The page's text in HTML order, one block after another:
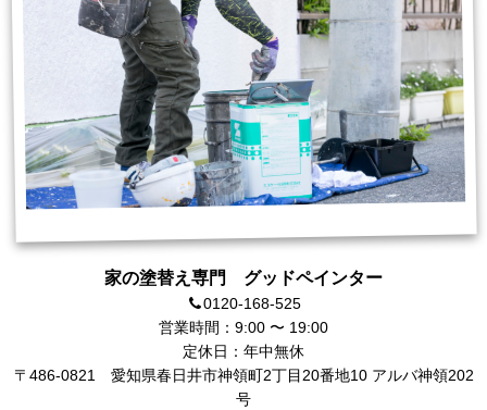
家の塗替え専門 グッドペインター
0120-168-525
営業時間：9:00 〜 19:00
定休日：年中無休
〒486-0821 愛知県春日井市神領町2丁目20番地10 アルバ神領202
号